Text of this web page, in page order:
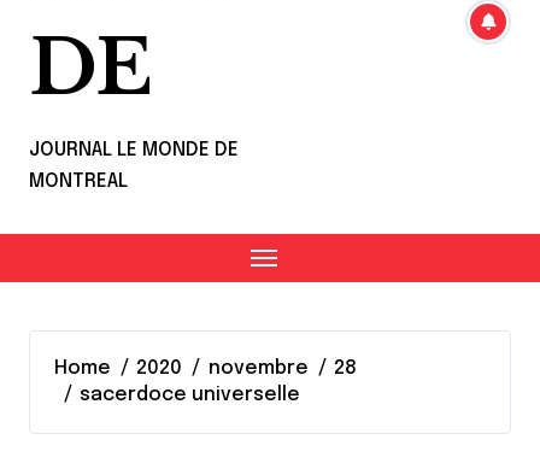
DE
JOURNAL LE MONDE DE
MONTREAL
Home 2020 novembre
28
sacerdoce universelle